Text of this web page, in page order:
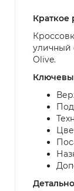
Краткое
уличный
Olive.